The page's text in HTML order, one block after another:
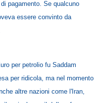
pagamento. Se qualcuno
essere convinto da
per petrolio fu Saddam
per ridicola, ma nel momento
altre nazioni come l'Iran,